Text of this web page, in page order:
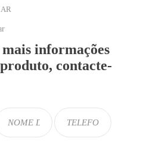
mais informações
contacte-